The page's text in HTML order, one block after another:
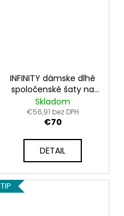
INFINITY dámske dlhé
spoločenské šaty na
viazanie - Král.modré
Skladom
€56,91 bez DPH
€70
DETAIL
TIP